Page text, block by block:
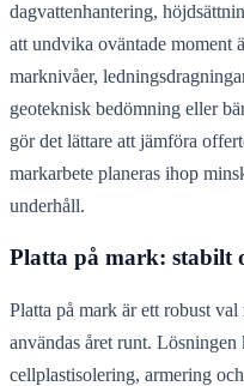
dagvattenhantering,
att undvika oväntade moment
marknivåer,
geoteknisk bedömning eller
gör det lättare att jämföra
markarbete planeras ihop
underhåll.
Platta på mark: stabilt
Platta på mark är ett robust
användas året runt.
cellplastisolering, armering